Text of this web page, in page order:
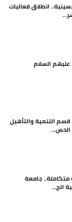
انطلاق فعاليات
عليهم السلام
قسم التنمية والتأهيل
الحس...
متكاملة.. جامعة
الح...